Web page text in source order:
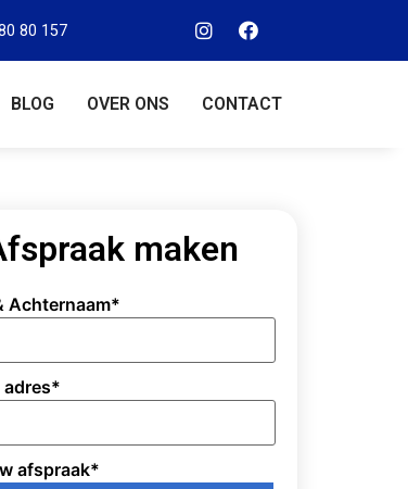
80 157
BLOG OVER ONS CONTACT
maken
Achternaam*
adres*
afspraak*